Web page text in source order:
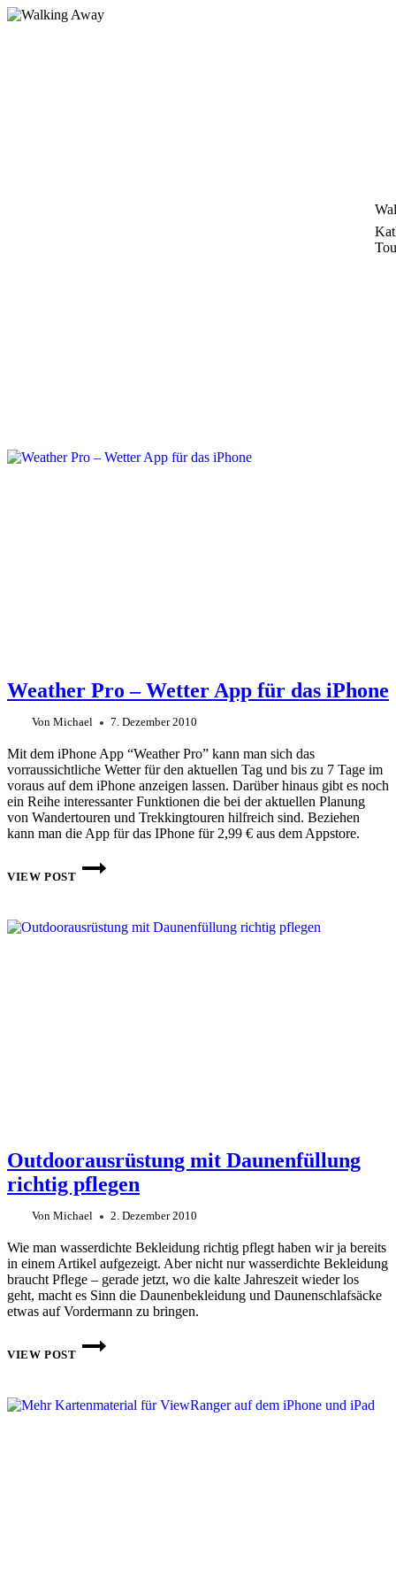
Zum
Weather Pro – Wetter App für das iPhone
Von Michael 7. Dezember 2010
Mit dem iPhone App “Weather Pro” kann man sich das
vorraussichtliche Wetter für den aktuellen Tag und bis zu 7 Tage im
voraus auf dem iPhone anzeigen lassen. Darüber hinaus gibt es noch
ein Reihe interessanter Funktionen die bei der aktuellen Planung
von Wandertouren und Trekkingtouren hilfreich sind. Beziehen
kann man die App für das IPhone für 2,99 € aus dem Appstore.
VIEW POST
WEATHER
PRO
FÜR
Outdoorausrüstung mit Daunenfüllung
richtig pflegen
Von Michael 2. Dezember 2010
Wie man wasserdichte Bekleidung richtig pflegt haben wir ja bereits
in einem Artikel aufgezeigt. Aber nicht nur wasserdichte Bekleidung
braucht Pflege – gerade jetzt, wo die kalte Jahreszeit wieder los
geht, macht es Sinn die Daunenbekleidung und Daunenschlafsäcke
etwas auf Vordermann zu bringen.
VIEW POST
OUTDOORAUSRÜSTUNG
MIT